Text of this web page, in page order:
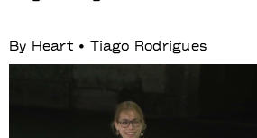
By Heart • Tiago Rodrigues